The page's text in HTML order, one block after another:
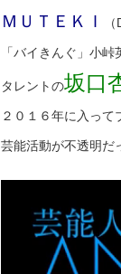
ＭＵＴＥＫＩ
「バイきんぐ」小
タレントの坂口
２０１６年に入っ
芸能活動が不透明だ